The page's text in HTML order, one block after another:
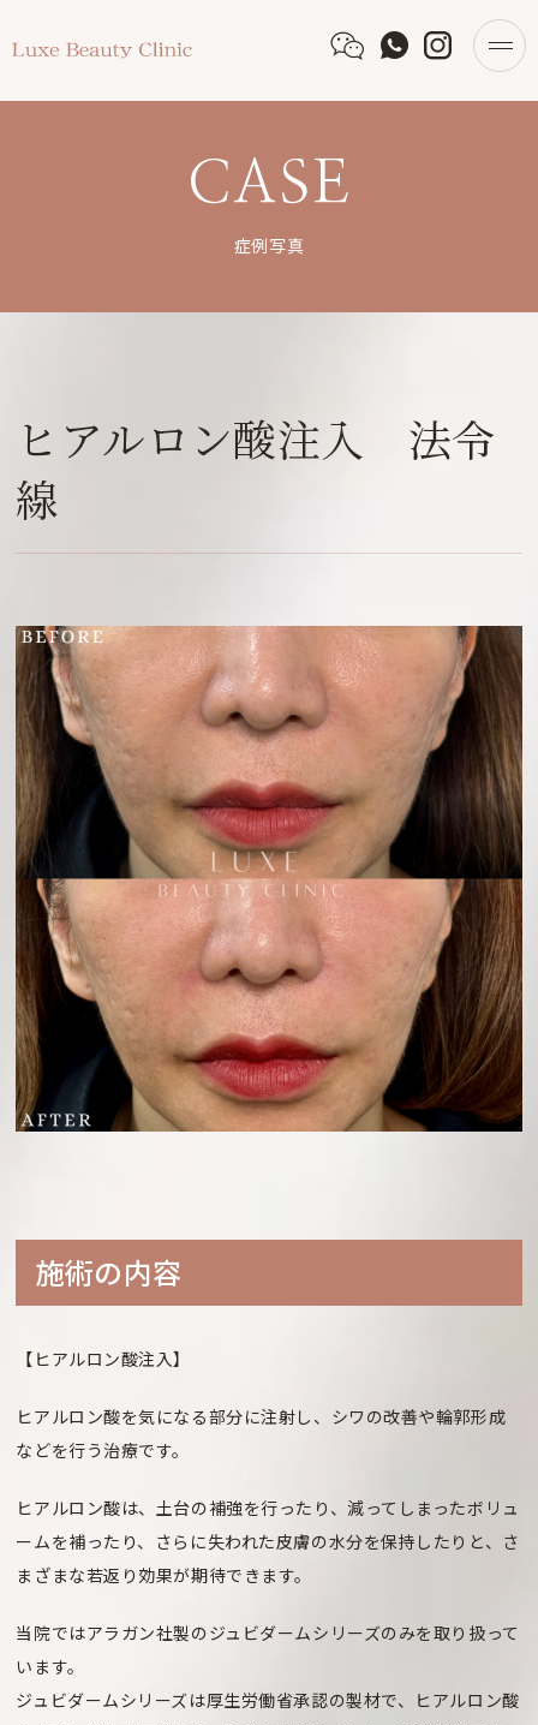
CASE
症例写真
ヒアルロン酸注入 法令
線
施術の内容
【ヒアルロン酸注入】
ヒアルロン酸を気になる部分に注射し、シワの改善や輪郭形成
などを行う治療です。
ヒアルロン酸は、土台の補強を行ったり、減ってしまったボリュ
ームを補ったり、さらに失われた皮膚の水分を保持したりと、さ
まざまな若返り効果が期待できます。
当院ではアラガン社製のジュビダームシリーズのみを取り扱って
います。
ジュビダームシリーズは厚生労働省承認の製材で、ヒアルロン酸